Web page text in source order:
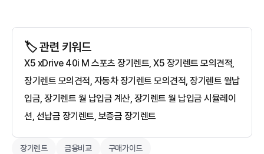
🏷️ 관련 키워드
X5 xDrive 40i M 스포츠 장기렌트, X5 장기렌트 모의견적,
장기렌트 모의견적, 자동차 장기렌트 모의견적, 장기렌트 월납
입금, 장기렌트 월 납입금 계산, 장기렌트 월 납입금 시뮬레이
션, 선납금 장기렌트, 보증금 장기렌트
장기렌트 금융비교 구매가이드